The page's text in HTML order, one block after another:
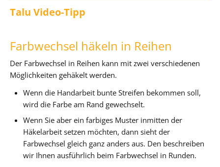
Talu Video-Tipp
Farbwechsel häkeln in Reihen
Der Farbwechsel in Reihen kann mit zwei verschiedenen
Möglichkeiten gehäkelt werden.
Wenn die Handarbeit bunte Streifen bekommen soll,
wird die Farbe am Rand gewechselt.
Wenn Sie aber ein farbiges Muster inmitten der
Häkelarbeit setzen möchten, dann sieht der
Farbwechsel gleich ganz anders aus. Den beschreiben
wir Ihnen ausführlich beim Farbwechsel in Runden.